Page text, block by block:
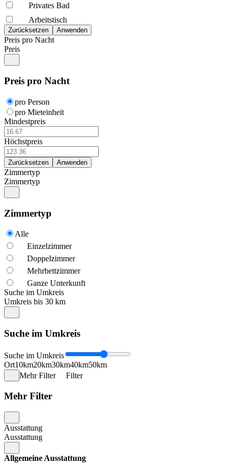
Privates Bad
Arbeitstisch
Preis pro Nacht
Preis
Preis pro Nacht
pro Person
pro Mieteinheit
Mindestpreis
Höchstpreis
Zimmertyp
Zimmertyp
Zimmertyp
Alle
Einzelzimmer
Doppelzimmer
Mehrbettzimmer
Ganze Unterkunft
Suche im Umkreis
Umkreis bis 30 km
Suche im Umkreis
Suche im Umkreis
Ort10km20km30km40km50km
Mehr Filter
Filter
Mehr Filter
Ausstattung
Ausstattung
Allgemeine Ausstattung